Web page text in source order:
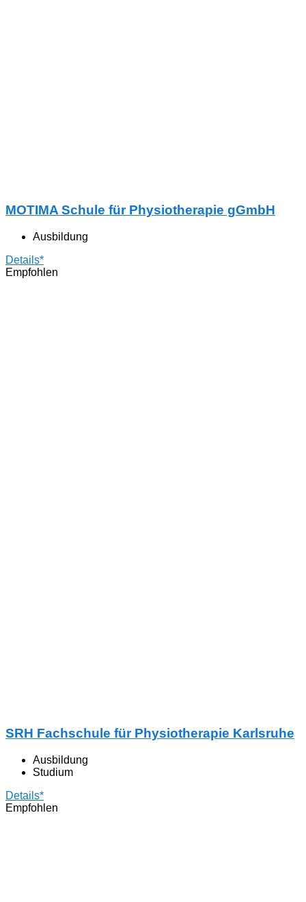
MOTIMA Schule für Physiotherapie gGmbH
Ausbildung
Details*
Empfohlen
SRH Fachschule für Physiotherapie Karlsruhe
Ausbildung
Studium
Details*
Empfohlen